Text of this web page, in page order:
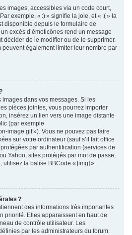
images, accessibles via un code court,
exemple, « :) » signifie la joie, et « :( » la
disponible depuis le formulaire de
excès d’émoticônes rend un message
décider de le modifier ou de le supprimer.
peuvent également limiter leur nombre par
dans vos messages. Si les
pièces jointes, vous pourrez importer
insérez un lien vers une image distante
(par exemple
image.gif »). Vous ne pouvez pas faire
sur votre ordinateur (sauf s’il fait office
par authentification (services de
Yahoo, sites protégés par mot de passe,
utilisez la balise BBCode « [img] ».
?
des informations très importantes
priorité. Elles apparaissent en haut de
de contrôle utilisateur. Les
par les administrateurs du forum.